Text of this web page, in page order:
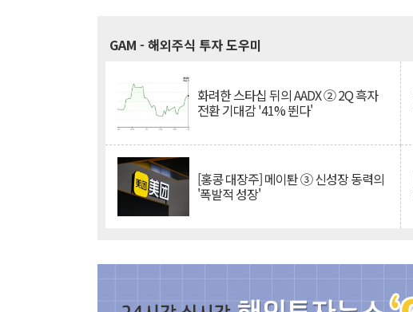
GAM - 해외주식 투자 도우미
화려한 스타십 뒤의 AADX ② 2Q 흑자
전환 기대감 '41% 뛴다'
[홍콩 대장주] 메이퇀 ③ 신성장 동력의
'폭발적 성장'